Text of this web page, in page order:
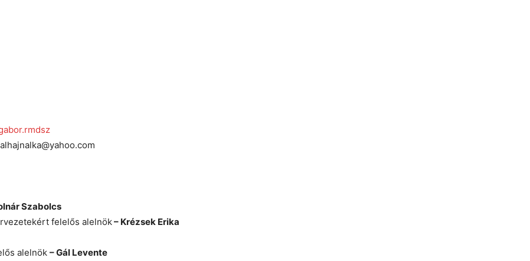
Szabolcs
felelős alelnök– Krézsek Erika
alelnök – Gál Levente